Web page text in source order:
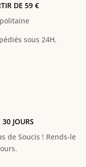
DE 59 €
sous 24H.
JOURS
de Soucis ! Rends-le